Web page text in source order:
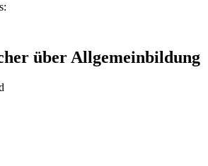
über Allgemeinbildung